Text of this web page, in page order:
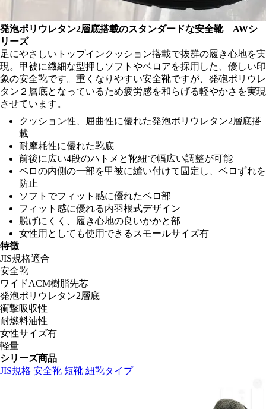
発泡ポリウレタン2層底搭載のスタンダードな安全靴 AWシ
リーズ
足にやさしいトップインクッション搭載で抜群の履き心地を実
現。甲被に繊細な型押しソフトやベロアを採用した、優しい印
象の安全靴です。重くなりやすい安全靴ですが、発砲ポリウレ
タン２層底となっているため疲労感を和らげる軽やかさを実現
させています。
クッション性、屈曲性に優れた発泡ポリウレタン2層底搭
載
耐摩耗性に優れた靴底
前後に広い4段のハトメと靴紐で幅広い調整が可能
ベロの内側の一部を甲被に縫い付けて固定し、ベロずれを
防止
ソフトでフィット感に優れたベロ部
フィット感に優れる内羽根式デザイン
脱げにくく、履き心地の良いかかと部
女性用としても使用できるスモールサイズ有
特徴
JIS規格適合
安全靴
ワイドACM樹脂先芯
発泡ポリウレタン2層底
衝撃吸収性
耐燃料油性
女性サイズ有
軽量
シリーズ商品
JIS規格 安全靴 短靴 紐靴タイプ